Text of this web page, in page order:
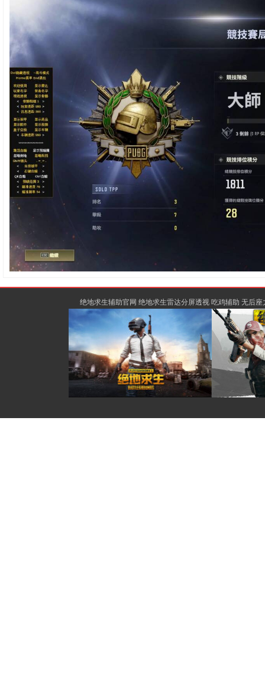
绝地求生辅助官网 绝地求生雷达分屏透视 吃鸡辅助 无后